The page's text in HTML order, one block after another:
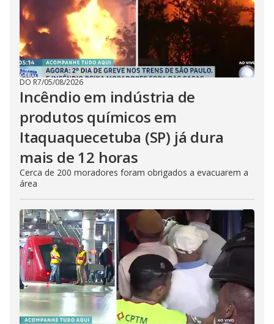
DO R7/05/08/2026
Incêndio em indústria de
produtos químicos em
Itaquaquecetuba (SP) já dura
mais de 12 horas
Cerca de 200 moradores foram obrigados a evacuarem a
área